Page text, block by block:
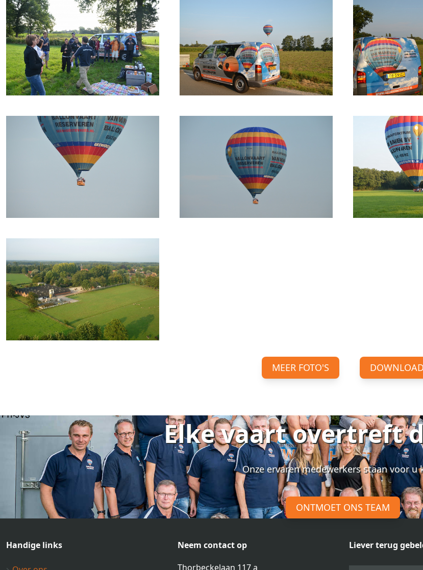
MEER FOTO'S DOWNLOAD
Elke vaart overtreft
Onze ervaren medewerkers staan voor u
ONTMOET ONS TEAM
Handige links
Neem contact op
Thorbeckelaan 117 a
Liever terug